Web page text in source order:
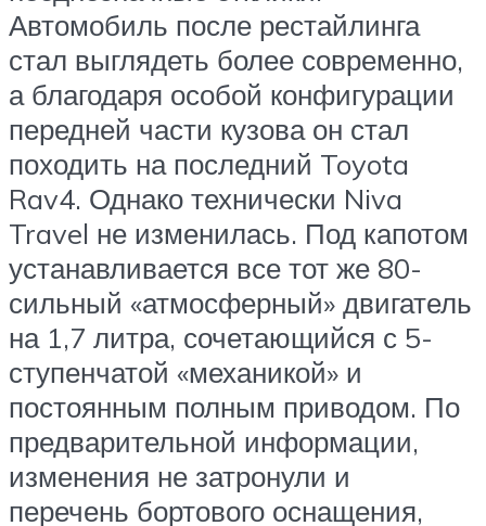
Автомобиль после рестайлинга
стал выглядеть более современно,
а благодаря особой конфигурации
передней части кузова он стал
походить на последний Toyota
Rav4. Однако технически Niva
Travel не изменилась. Под капотом
устанавливается все тот же 80-
сильный «атмосферный» двигатель
на 1,7 литра, сочетающийся с 5-
ступенчатой «механикой» и
постоянным полным приводом. По
предварительной информации,
изменения не затронули и
перечень бортового оснащения,